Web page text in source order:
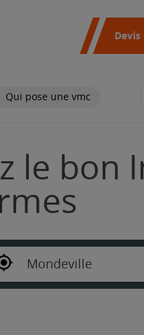
Qui pose une vmc
le bon
Mondeville